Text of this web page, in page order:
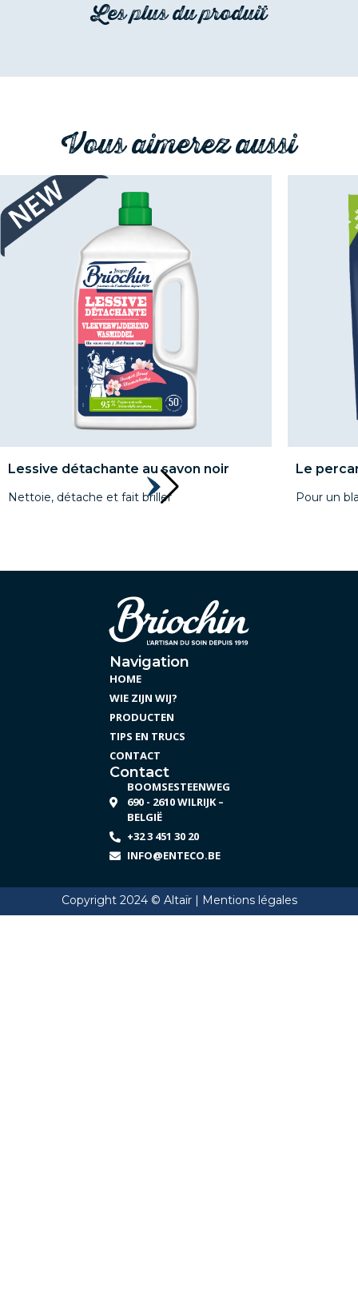
Les plus du produit
Vous aimerez aussi
Lessive détachante au savon noir
Nettoie, détache et fait briller
Le
Pour un
Navigation
HOME
WIE ZIJN WIJ?
PRODUCTEN
TIPS EN TRUCS
CONTACT
Contact
BOOMSESTEENWEG
690 - 2610 WILRIJK –
BELGIË
+32 3 451 30 20
INFO@ENTECO.BE
Copyright 2024 © Altaïr | Mentions légales